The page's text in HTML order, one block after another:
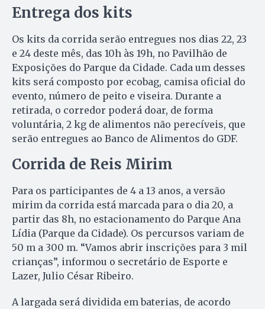
Entrega dos kits
Os kits da corrida serão entregues nos dias 22, 23
e 24 deste mês, das 10h às 19h, no Pavilhão de
Exposições do Parque da Cidade. Cada um desses
kits será composto por ecobag, camisa oficial do
evento, número de peito e viseira. Durante a
retirada, o corredor poderá doar, de forma
voluntária, 2 kg de alimentos não perecíveis, que
serão entregues ao Banco de Alimentos do GDF.
Corrida de Reis Mirim
Para os participantes de 4 a 13 anos, a versão
mirim da corrida está marcada para o dia 20, a
partir das 8h, no estacionamento do Parque Ana
Lídia (Parque da Cidade). Os percursos variam de
50 m a 300 m. “Vamos abrir inscrições para 3 mil
crianças”, informou o secretário de Esporte e
Lazer, Julio César Ribeiro.
A largada será dividida em baterias, de acordo